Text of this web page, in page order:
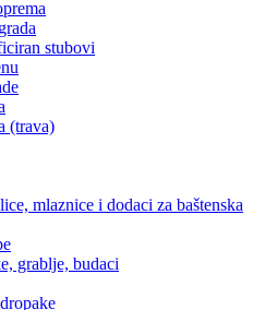
stubovi
(trava)
mlaznice i dodaci za baštenska
grablje, budaci